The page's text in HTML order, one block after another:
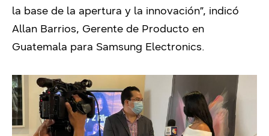
la base de la apertura y la innovación”, indicó
Allan Barrios, Gerente de Producto en
Guatemala para Samsung Electronics.